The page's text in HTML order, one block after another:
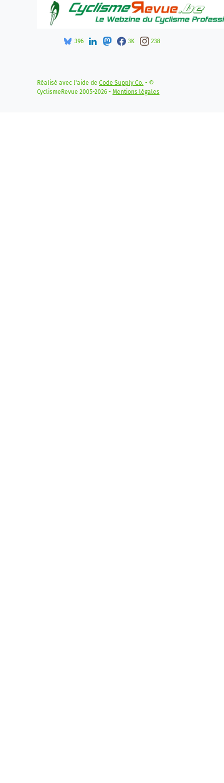
396 3K 238
Réalisé avec l'aide de Code Supply Co. - ©
CyclismeRevue 2005-2026 - Mentions légales